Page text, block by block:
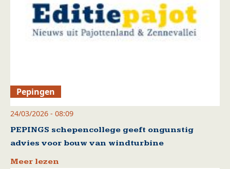
Pepingen
24/03/2026 - 08:09
PEPINGS schepencollege geeft ongunstig
advies voor bouw van windturbine
Meer lezen